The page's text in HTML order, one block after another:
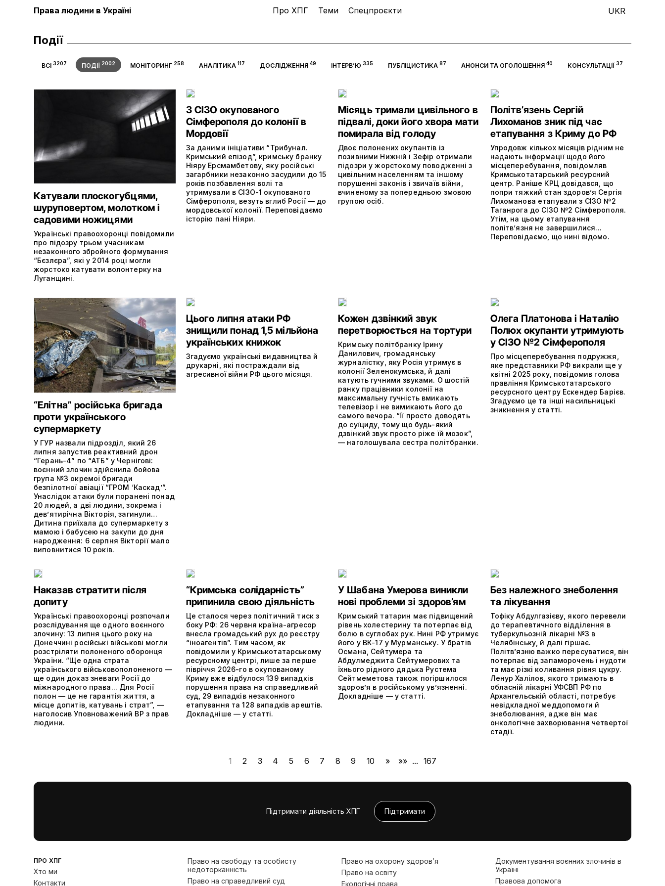
Права людини в Україні Про ХПГ Теми Спецпроєкти UKR
Події
ВСІ3207 ПОДІЇ2002 МОНІТОРИНГ258 АНАЛІТИКА 117 ДОСЛІДЖЕННЯ49 ІНТЕРВ’Ю 335 ПУБЛІЦИСТИКА 87 АНОНСИ ТА ОГОЛОШЕННЯ40 КОНСУЛЬТАЦІЇ37
Катували плоскогубцями,
шуруповертом, молотком і
садовими ножицями
Українські правоохоронці повідомили
про підозру трьом учасникам
незаконного збройного формування
“Бєзлєра”, які у 2014 році могли
жорстоко катувати волонтерку на
Луганщині.
З СІЗО окупованого
Сімферополя до колонії в
Мордовії
За даними ініціативи “Трибунал.
Кримський епізод”, кримську бранку
Ніяру Ерсмамбетову, яку російські
загарбники незаконно засудили до 15
років позбавлення волі та
утримували в СІЗО-1 окупованого
Сімферополя, везуть вглиб Росії — до
мордовської колонії. Переповідаємо
історію пані Ніяри.
Місяць тримали цивільного в
підвалі, доки його хвора мати
помирала від голоду
Двоє полонених окупантів із
позивними Нижній і Зефір отримали
підозри у жорстокому поводженні з
цивільним населенням та іншому
порушенні законів і звичаїв війни,
вчиненому за попередньою змовою
групою осіб.
Політвʼязень Сергій
Лихоманов зник під час
етапування з Криму до РФ
Упродовж кількох місяців рідним не
надають інформації щодо його
місцеперебування, повідомляв
Кримськотатарський ресурсний
центр. Раніше КРЦ довідався, що
попри тяжкий стан здоров’я Сергія
Лихоманова етапували з СІЗО №2
Таганрога до СІЗО №2 Сімферополя.
Утім, на цьому етапування
політвʼязня не завершилися…
Переповідаємо, що нині відомо.
“Елітна” російська бригада
проти українського
супермаркету
У ГУР назвали підрозділ, який 26
липня запустив реактивний дрон
“Герань-4” по “АТБ” у Чернігові:
воєнний злочин здійснила бойова
група №3 окремої бригади
безпілотної авіації “ГРОМ ‘Каскад’”.
Унаслідок атаки були поранені понад
20 людей, а дві людини, зокрема і
дев’ятирічна Вікторія, загинули…
Дитина приїхала до супермаркету з
мамою і бабусею на закупи до дня
народження: 6 серпня Вікторії мало
виповнитися 10 років.
Цього липня атаки РФ
знищили понад 1,5 мільйона
українських книжок
Згадуємо українські видавництва й
друкарні, які постраждали від
агресивної війни РФ цього місяця.
Кожен дзвінкий звук
перетворюється на тортури
Кримську політбранку Ірину
Данилович, громадянську
журналістку, яку Росія утримує в
колонії Зеленокумська, й далі
катують гучними звуками. О шостій
ранку працівники колонії на
максимальну гучність вмикають
телевізор і не вимикають його до
самого вечора. “Її просто доводять
до суїциду, тому що будь-який
дзвінкий звук просто ріже їй мозок”,
— наголошувала сестра політбранки.
Олега Платонова і Наталію
Полюх окупанти утримують
у СІЗО №2 Сімферополя
Про місцеперебування подружжя,
яке представники РФ викрали ще у
квітні 2025 року, повідомив голова
правління Кримськотатарського
ресурсного центру Ескендер Барієв.
Згадуємо це та інші насильницькі
зникнення у статті.
Наказав стратити після
допиту
Українські правоохоронці розпочали
розслідування ще одного воєнного
злочину: 13 липня цього року на
Донеччині російські військові могли
розстріляти полоненого оборонця
України. “Ще одна страта
українського військовополоненого —
ще один доказ зневаги Росії до
міжнародного права... Для Росії
полон — це не гарантія життя, а
місце допитів, катувань і страт”, —
наголосив Уповноважений ВР з прав
людини.
“Кримська солідарність”
припинила свою діяльність
Це сталося через політичний тиск з
боку РФ: 26 червня країна-агресор
внесла громадський рух до реєстру
“іноагентів”. Тим часом, як
повідомили у Кримськотатарському
ресурсному центрі, лише за перше
півріччя 2026-го в окупованому
Криму вже відбулося 139 випадків
порушення права на справедливий
суд, 29 випадків незаконного
етапування та 128 випадків арештів.
Докладніше — у статті.
У Шабана Умерова виникли
нові проблеми зі здоров’ям
Кримський татарин має підвищений
рівень холестерину та потерпає від
болю в суглобах рук. Нині РФ утримує
його у ВК-17 у Мурманську. У братів
Османа, Сейтумера та
Абдулмеджита Сейтумерових та
їхнього рідного дядька Рустема
Сейтмеметова також погіршилося
здоров’я в російському ув’язненні.
Докладніше — у статті.
Без належного знеболення
та лікування
Тофіку Абдулгазієву, якого перевели
до терапевтичного відділення в
туберкульозній лікарні №3 в
Челябінську, й далі гіршає.
Політвʼязню важко пересуватися, він
потерпає від запаморочень і нудоти
та має різкі коливання рівня цукру.
Ленур Халілов, якого тримають в
обласній лікарні УФСВП РФ по
Архангельській області, потребує
невідкладної меддопомоги й
знеболювання, адже він має
онкологічне захворювання четвертої
стадії.
1 2 3 4 5 6 7 8 9 10 » »» ... 167
Підтримати діяльність ХПГ Підтримати
ПРО ХПГ
Хто ми
Контакти
Право на свободу та особисту
недоторканність
Право на справедливий суд
Право на охорону здоров’я
Право на освіту
Екологічні права
Документування воєнних злочинів в
Україні
Правова допомога